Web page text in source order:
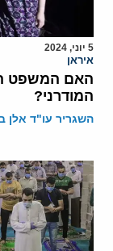
5 יוני, 2024
איראן
האם המשפט
המודרני?
השגריר עו"ד אלן